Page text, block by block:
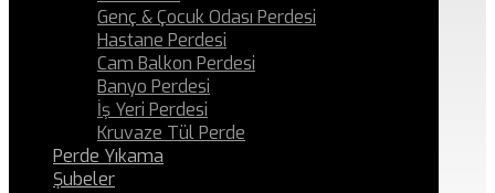
Genç & Çocuk Odası Perdesi
Hastane Perdesi
Cam Balkon Perdesi
Banyo Perdesi
İş Yeri Perdesi
Kruvaze Tül Perde
Perde Yıkama
Şubeler